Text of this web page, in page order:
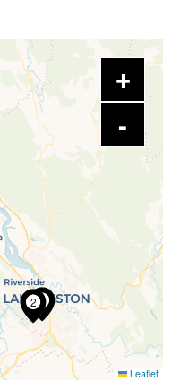
2
Leaflet